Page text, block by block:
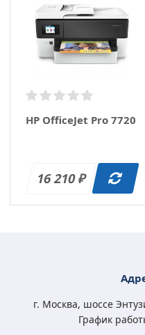
HP OfficeJet Pro 7720
16 210₽
г. Москва, шоссе
График